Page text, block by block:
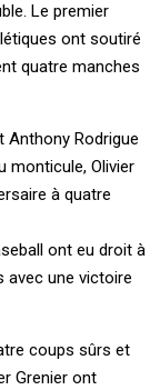
Le premier
ont soutiré
quatre manches
Anthony Rodrigue
monticule, Olivier
à quatre
ont eu droit à
avec une victoire
coups sûrs et
Grenier ont